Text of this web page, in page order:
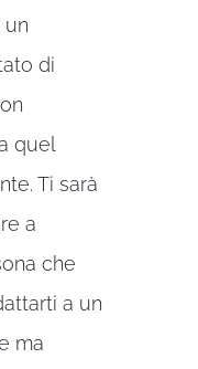
un
di
quel
Ti sarà
a
che
a un
ma